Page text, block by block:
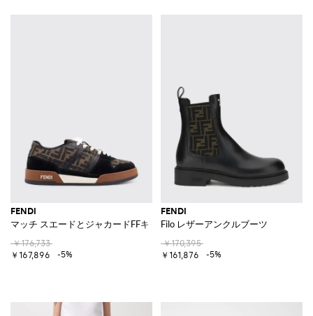
FENDI
マッチ スエードとジャカードFFキャンバス スニーカー
￥176,733
￥167,896
-5%
FENDI
Filo レザーアンクルブーツ
￥170,395
￥161,876
-5%